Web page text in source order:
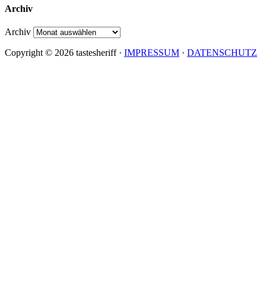
Archiv
Archiv
Copyright © 2026 tastesheriff · IMPRESSUM · DATENSCHUTZ